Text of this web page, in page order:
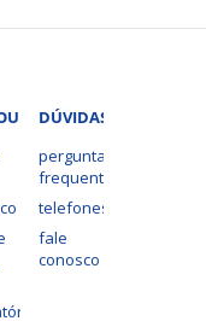
DÚVIDAS?
perguntas
frequentes
telefones
fale
conosco